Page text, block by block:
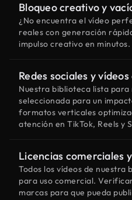
Bloqueo creativo y
¿No encuentra el vídeo
reales con generación
impulso creativo en minutos.
Redes sociales y
Nuestra biblioteca lista para
seleccionada para un
formatos verticales
atención en TikTok, Reels y
Licencias comerciales
Todos los vídeos de
para uso comercial.
marcas para que pueda